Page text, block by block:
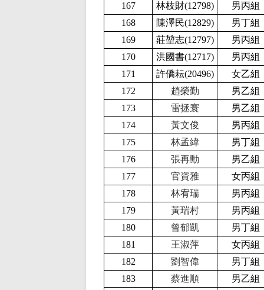
167
林枝財(12798)
男丙組
168
陳澤民(12829)
男丁組
169
莊堃志(12797)
男丙組
170
洪國書(12717)
男丙組
171
許僑耘(20496)
女乙組
172
趙榮勤
男乙組
173
雷拯寰
男乙組
174
黃文俊
男丙組
175
林孟緯
男丁組
176
張再勳
男乙組
177
官資雅
女丙組
178
林宥瑞
男丙組
179
黃瑞村
男丙組
180
曾郁凱
男丁組
181
王淑萍
女丙組
182
劉智偉
男丁組
183
蔡進順
男乙組